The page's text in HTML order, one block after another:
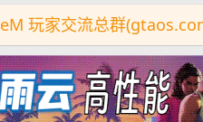
玩家交流总群